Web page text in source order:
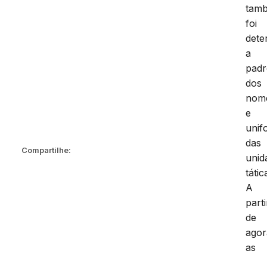
Compartilhe:
foi
a
dos
e
das
A
de
as